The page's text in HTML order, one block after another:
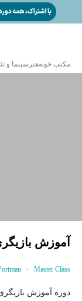
مکتب خونههنر سینما و
آموزش
Master Class
دوره آموزش بازیگری